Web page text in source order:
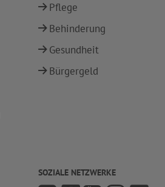
Pflege
Behinderung
Gesundheit
Bürgergeld
SOZIALE NETZWERKE